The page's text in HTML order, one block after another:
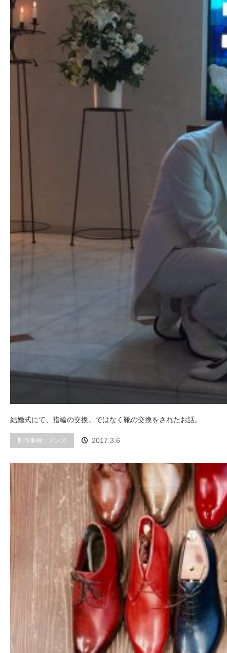
結婚式にて、指輪の交換。ではなく靴の交換をされたお話。
制作事例：メンズ 2017.3.6